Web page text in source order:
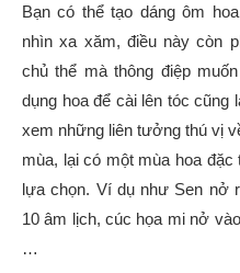
Bạn có thể tạo dáng ôm
nhìn xa xăm, điều này còn
chủ thể mà thông điệp
dụng hoa để cài lên tóc
xem những liên tưởng thú vị
mùa, lại có một mùa hoa
lựa chọn. Ví dụ như Sen nở
10 âm lịch, cúc họa mi nở
…